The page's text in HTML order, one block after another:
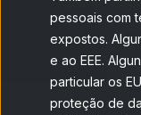
pessoais com
expostos.
e ao EEE.
particular os
proteção de